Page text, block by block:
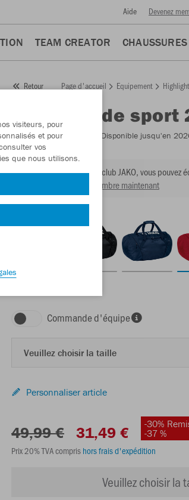
Aide Devenez
TEAM CREATOR CHAUSSURES
Retour Page d'accueil Equipement
Sac de sport
Numéro d’article: - Disponible jusqu'en
En tant que membre du club JAKO, vous pouvez
Devenir membre maintenant
Commande d'équipe
Veuillez choisir la taille
Personnaliser article
49,99 € 31,49 €
-30%
-37 %
Prix 20% TVA compris hors frais d'expédition
Veuillez choisir la
visiteurs, pour
et pour
vos
que nous utilisons.